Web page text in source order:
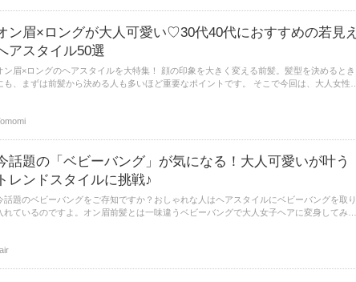
ン眉×ロングが大人可愛い♡30代40代におすすめの若見え
アスタイル50選
眉×ロングのヘアスタイルを大特集！ 顔の印象を大きく変える前髪。髪型を決めるとき
も、まずは前髪から決める人も多いほど重要なポイントです。 そこで今回は、大人女性に
話題の「ベビーバング」が気になる！大人可愛いが叶う
レンドスタイルに挑戦♪
話題のベビーバングをご存知ですか？おしゃれな人はヘアスタイルにベビーバングを取り
れているのですよ。オン眉前髪とは一味違うベビーバングで大人女子ヘアに変身してみま